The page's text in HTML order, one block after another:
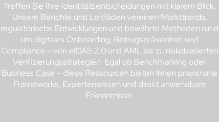
Treffen Sie Ihre Identitätsentscheidungen mit klarem Blick.
Unsere Berichte und Leitfäden vereinen Markttrends,
regulatorische Entwicklungen und bewährte Methoden rund
um digitales Onboarding, Betrugsprävention und
Compliance – von eIDAS 2.0 und AML bis zu risikobasierten
Verifizierungsstrategien. Egal ob Benchmarking oder
Business Case – diese Ressourcen bieten Ihnen praxisnahe
Frameworks, Expertenwissen und direkt anwendbare
Erkenntnisse.